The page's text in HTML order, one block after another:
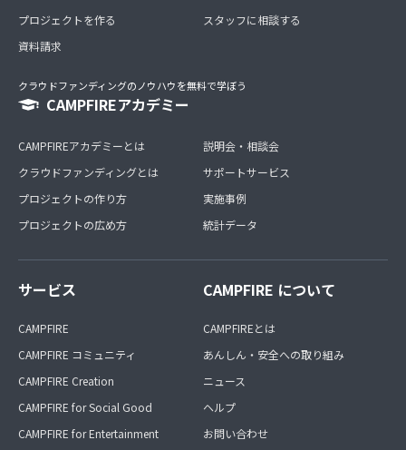
プロジェクトを作る
資料請求
スタッフに相談する
クラウドファンディングのノウハウを無料で学ぼう
CAMPFIREアカデミー
CAMPFIREアカデミーとは
クラウドファンディングとは
プロジェクトの作り方
プロジェクトの広め方
説明会・相談会
サポートサービス
実施事例
統計データ
サービス
CAMPFIRE
CAMPFIRE コミュニティ
CAMPFIRE Creation
CAMPFIRE for Social Good
CAMPFIRE for Entertainment
CAMPFIRE について
CAMPFIREとは
あんしん・安全への取り組み
ニュース
ヘルプ
お問い合わせ